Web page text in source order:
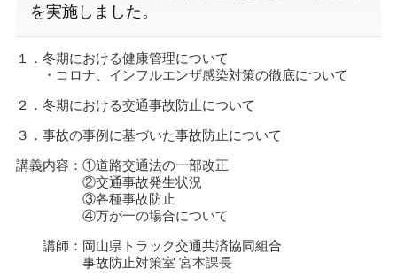
を実施しました。
１．冬期における健康管理について
・コロナ、インフルエンザ感染対策の徹底について
２．冬期における交通事故防止について
３．事故の事例に基づいた事故防止について
講義内容：①道路交通法の一部改正
②交通事故発生状況
③各種事故防止
④万が一の場合について
講師：岡山県トラック交通共済協同組合
事故防止対策室 宮本課長